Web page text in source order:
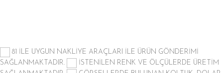
81 İLE UYGUN NAKLİYE ARAÇLARI İLE ÜRÜN GÖNDERİMİ
SAĞLANMAKTADIR.
İSTENİLEN RENK VE ÖLÇÜLERDE ÜRETİM